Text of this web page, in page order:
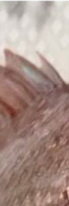
釣果速報
料金案内
よくあるご質問
アクセス
お問い合わせ
Instagram